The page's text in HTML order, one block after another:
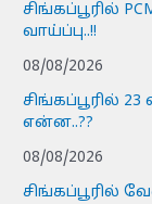
சிங்கப்பூரில்
வாய்ப்பு..!!
08/08/2026
சிங்கப்பூரில்
என்ன..??
08/08/2026
சிங்கப்பூரில்